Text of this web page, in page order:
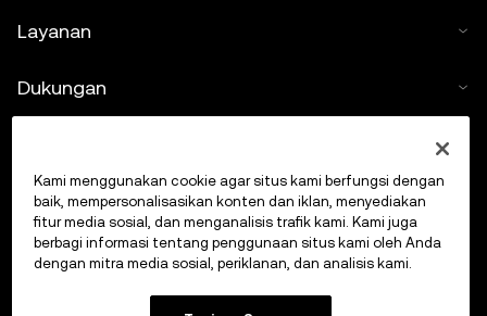
Layanan
Dukungan
Kalkulator kripto
Lakukan Trading
Kami menggunakan cookie agar situs kami berfungsi dengan
baik, mempersonalisasikan konten dan iklan, menyediakan
fitur media sosial, dan menganalisis trafik kami. Kami juga
berbagi informasi tentang penggunaan situs kami oleh Anda
dengan mitra media sosial, periklanan, dan analisis kami.